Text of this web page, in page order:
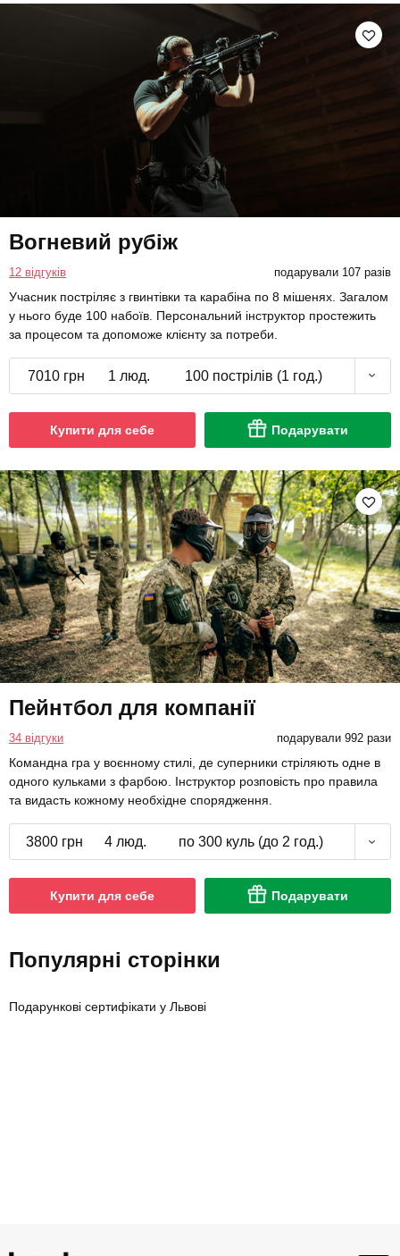
Вогневий рубіж
12 відгуків подарували 107 разів
Учасник постріляє з гвинтівки та карабіна по 8 мішенях. Загалом
у нього буде 100 набоїв. Персональний інструктор простежить
за процесом та допоможе клієнту за потреби.
7010 грн 1 люд. 100 пострілів (1 год.)
Купити для себе Подарувати
Пейнтбол для компанії
34 відгуки подарували 992 рази
Командна гра у воєнному стилі, де суперники стріляють одне в
одного кульками з фарбою. Інструктор розповість про правила
та видасть кожному необхідне спорядження.
3800 грн 4 люд. по 300 куль (до 2 год.)
Купити для себе Подарувати
Популярні сторінки
Подарункові сертифікати у Львові